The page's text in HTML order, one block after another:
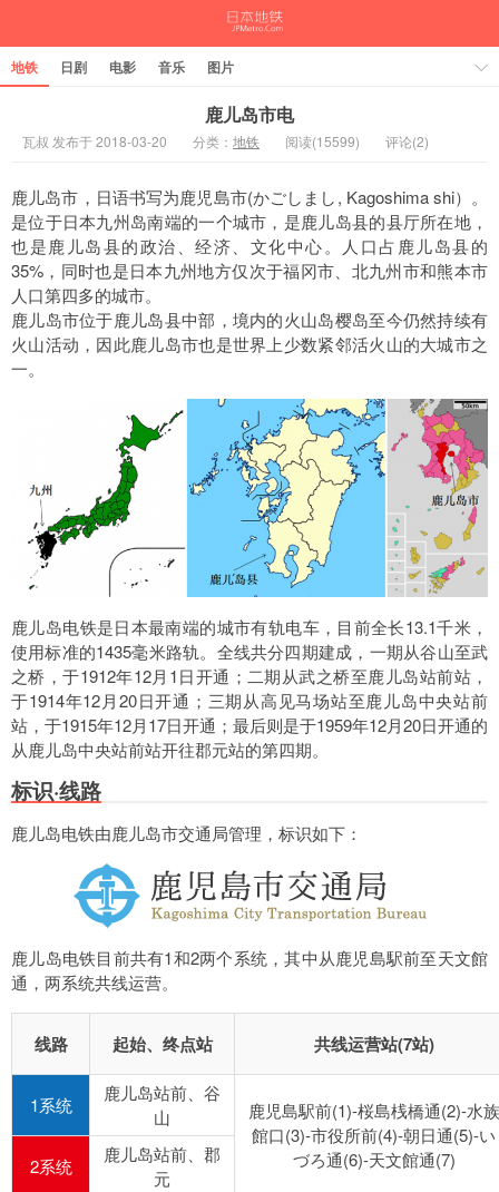
地铁 日剧 电影 音乐 图片
鹿儿岛市电
瓦叔 发布于 2018-03-20 分类： 地铁 阅读(15599) 评论(2)
鹿儿岛市，日语书写为鹿児島市(かごしまし, Kagoshima shi）。
是位于日本九州岛南端的一个城市，是鹿儿岛县的县厅所在地，
也是鹿儿岛县的政治、经济、文化中心。人口占鹿儿岛县的
35%，同时也是日本九州地方仅次于福冈市、北九州市和熊本市
人口第四多的城市。
鹿儿岛市位于鹿儿岛县中部，境内的火山岛樱岛至今仍然持续有
火山活动，因此鹿儿岛市也是世界上少数紧邻活火山的大城市之
一。
鹿儿岛电铁是日本最南端的城市有轨电车，目前全长13.1千米，
使用标准的1435毫米路轨。全线共分四期建成，一期从谷山至武
之桥，于1912年12月1日开通；二期从武之桥至鹿儿岛站前站，
于1914年12月20日开通；三期从高见马场站至鹿儿岛中央站前
站，于1915年12月17日开通；最后则是于1959年12月20日开通的
从鹿儿岛中央站前站开往郡元站的第四期。
标识·线路
鹿儿岛电铁由鹿儿岛市交通局管理，标识如下：
鹿儿岛电铁目前共有1和2两个系统，其中从鹿児島駅前至天文館
通，两系统共线运营。
线路 起始、终点站 共线运营站(7站)
1系统
鹿儿岛站前、谷
山
鹿児島駅前(1)-桜島桟橋通(2)-水族
館口(3)-市役所前(4)-朝日通(5)-い
づろ通(6)-天文館通(7)
2系统
鹿儿岛站前、郡
元